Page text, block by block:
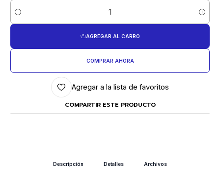
Cantidad
AGREGAR AL CARRO
COMPRAR AHORA
Agregar a la lista de favoritos
COMPARTIR ESTE PRODUCTO
Descripción Detalles Archivos